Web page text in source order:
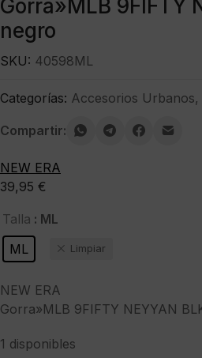
Gorra»MLB 9FIFTY
negro
39,95 €
Talla : ML
ML
Limpiar
NEW ERA
Gorra»MLB 9FIFTY NEYYAN
1 disponibles
SKU: 40598ML
Categorías: Accesorios Urbanos,
Compartir:
NEW ERA